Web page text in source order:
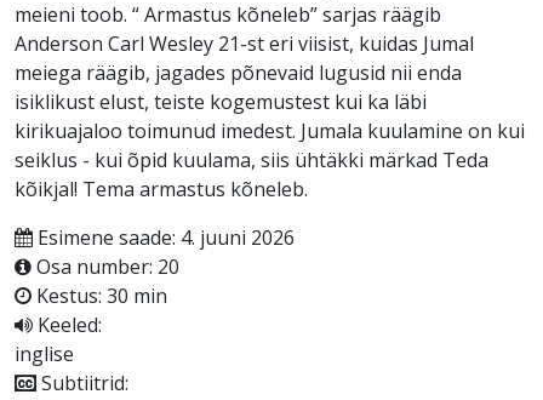
meieni toob. “ Armastus kõneleb” sarjas räägib
Anderson Carl Wesley 21-st eri viisist, kuidas Jumal
meiega räägib, jagades põnevaid lugusid nii enda
isiklikust elust, teiste kogemustest kui ka läbi
kirikuajaloo toimunud imedest. Jumala kuulamine on kui
seiklus - kui õpid kuulama, siis ühtäkki märkad Teda
kõikjal! Tema armastus kõneleb.
Esimene saade: 4. juuni 2026
Osa number: 20
Kestus: 30 min
Keeled:
inglise
Subtiitrid: